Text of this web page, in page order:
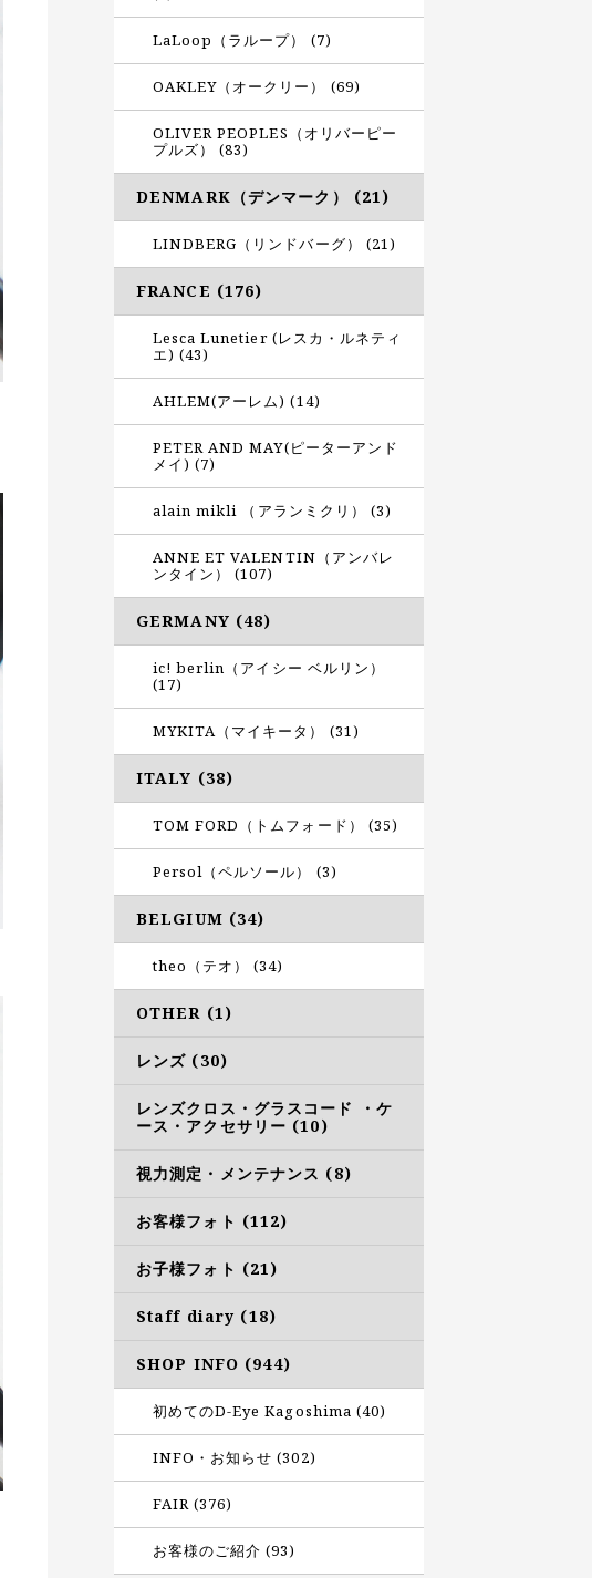
LaLoop（ラループ） (7)
OAKLEY（オークリー） (69)
OLIVER PEOPLES（オリバーピー
プルズ） (83)
DENMARK（デンマーク） (21)
LINDBERG（リンドバーグ） (21)
FRANCE (176)
Lesca Lunetier (レスカ・ルネティ
エ) (43)
AHLEM(アーレム) (14)
PETER AND MAY(ピーターアンド
メイ) (7)
alain mikli （アランミクリ） (3)
ANNE ET VALENTIN（アンバレ
ンタイン） (107)
GERMANY (48)
ic! berlin（アイシー ベルリン）
(17)
MYKITA（マイキータ） (31)
ITALY (38)
TOM FORD（トムフォード） (35)
Persol（ペルソール） (3)
BELGIUM (34)
theo（テオ） (34)
OTHER (1)
レンズ (30)
レンズクロス・グラスコード ・ケ
ース・アクセサリー (10)
視力測定・メンテナンス (8)
お客様フォト (112)
お子様フォト (21)
Staff diary (18)
SHOP INFO (944)
初めてのD-Eye Kagoshima (40)
INFO・お知らせ (302)
FAIR (376)
お客様のご紹介 (93)